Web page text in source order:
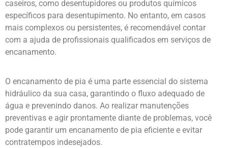
caseiros, como desentupidores ou produtos químicos
específicos para desentupimento. No entanto, em casos
mais complexos ou persistentes, é recomendável contar
com a ajuda de profissionais qualificados em serviços de
encanamento.
O encanamento de pia é uma parte essencial do sistema
hidráulico da sua casa, garantindo o fluxo adequado de
água e prevenindo danos. Ao realizar manutenções
preventivas e agir prontamente diante de problemas, você
pode garantir um encanamento de pia eficiente e evitar
contratempos indesejados.